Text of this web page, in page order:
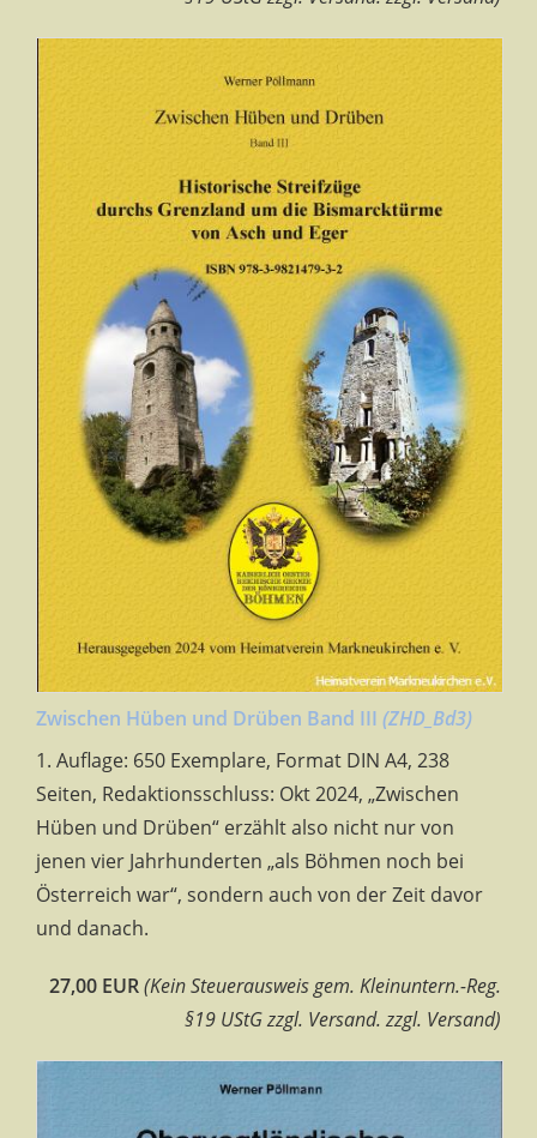
Zwischen Hüben und Drüben Band III (ZHD_Bd3)
1. Auflage: 650 Exemplare, Format DIN A4, 238
Seiten, Redaktionsschluss: Okt 2024, „Zwischen
Hüben und Drüben“ erzählt also nicht nur von
jenen vier Jahrhunderten „als Böhmen noch bei
Österreich war“, sondern auch von der Zeit davor
und danach.
27,00 EUR(Kein Steuerausweis gem. Kleinuntern.-Reg.
§19 UStG zzgl. Versand. zzgl. Versand)